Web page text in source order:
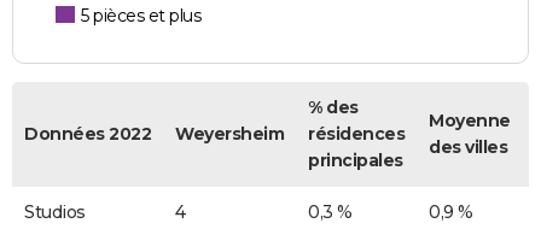
5 pièces et plus
Données 2022 Weyersheim
% des
résidences
principales
Moyenne
des villes
Studios 4 0,3 % 0,9 %